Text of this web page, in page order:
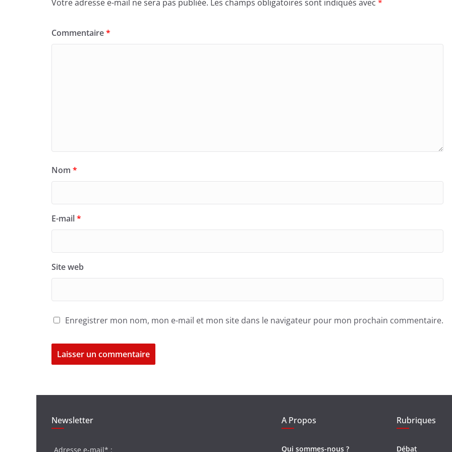
Votre adresse e-mail ne sera pas publiée. Les champs obligatoires sont indiqués avec *
Commentaire*
Nom *
E-mail*
Site web
Enregistrer mon nom, mon e-mail et mon site dans le navigateur pour mon prochain commentaire.
Newsletter
Adresse e-mail* :
A Propos
Qui sommes-nous ?
Rubriques
Débat